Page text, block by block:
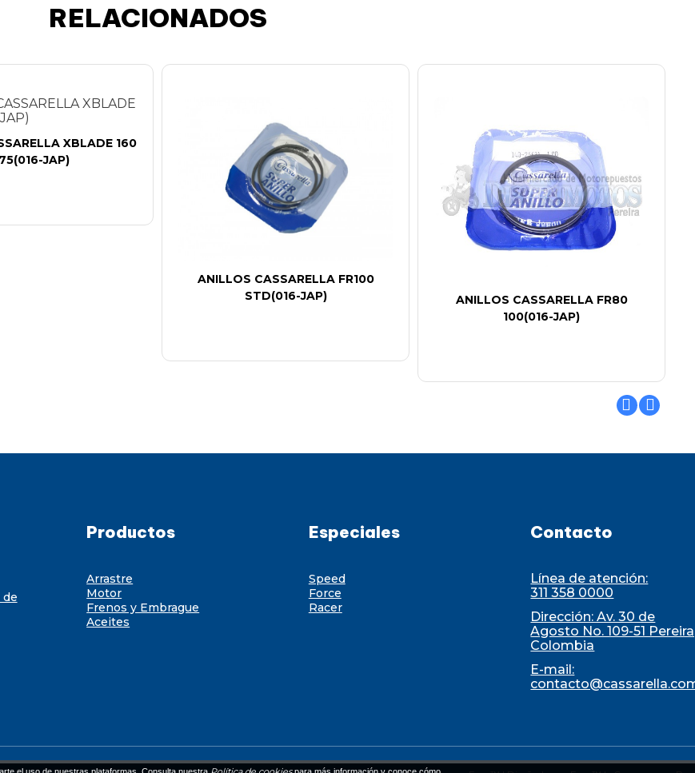
RELACIONADOS
XBLADE 160
JAP)
ANILLOS CASSARELLA FR100
STD(016-JAP)
ANILLOS CASSARELLA FR80
100(016-JAP)
Productos
Arrastre
Motor
Frenos y Embrague
Aceites
Especiales
Speed
Force
Racer
Contacto
Línea de atención:
311 358 0000
Dirección: Av. 30 de
Agosto No. 109-51
Colombia
E-mail: